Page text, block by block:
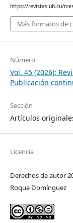
https://revistas.uh.cu/
Más formatos de
Número
Vol. 45 (2026):
Publicación
Sección
Artículos
Licencia
Derechos de autor
Roque Domínguez